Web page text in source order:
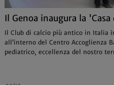
Il Genoa inaugura la
Il Club di calcio più antico in Italia
all’interno del Centro Accoglienza
pediatrico, eccellenza del nostro